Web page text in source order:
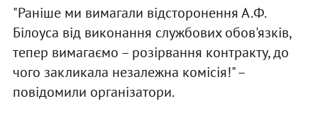
"Раніше ми вимагали відсторонення А.Ф.
Білоуса від виконання службових обов'язків,
тепер вимагаємо – розірвання контракту, до
чого закликала незалежна комісія!" –
повідомили організатори.